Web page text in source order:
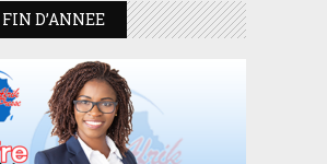
D’ANNEE